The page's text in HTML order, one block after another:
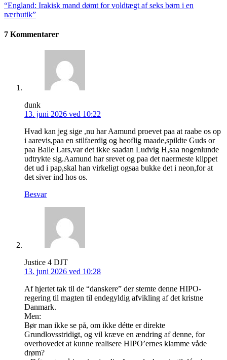
“England: Irakisk mand dømt for voldtægt af seks børn i en
nærbutik”
7 Kommentarer
dunk
13. juni 2026 ved 10:22
Hvad kan jeg sige ,nu har Aamund proevet paa at raabe os op
i aarevis,paa en stilfaerdig og heoflig maade,spildte Guds or
paa Balle Lars,var det ikke saadan Ludvig H,saa nogenlunde
udtrykte sig.Aamund har srevet og paa det naermeste klippet
det ud i pap,skal han virkeligt ogsaa bukke det i neon,for at
det siver ind hos os.
Besvar
Justice 4 DJT
13. juni 2026 ved 10:28
Af hjertet tak til de “danskere” der stemte denne HIPO-
regering til magten til endegyldig afvikling af det kristne
Danmark.
Men:
Bør man ikke se på, om ikke détte er direkte
Grundlovsstridigt, og vil kræve en ændring af denne, for
overhovedet at kunne realisere HIPO’ernes klamme våde
drøm?